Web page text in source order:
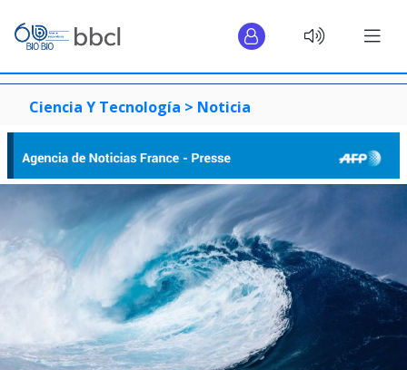
Ciencia Y Tecnología > Noticia